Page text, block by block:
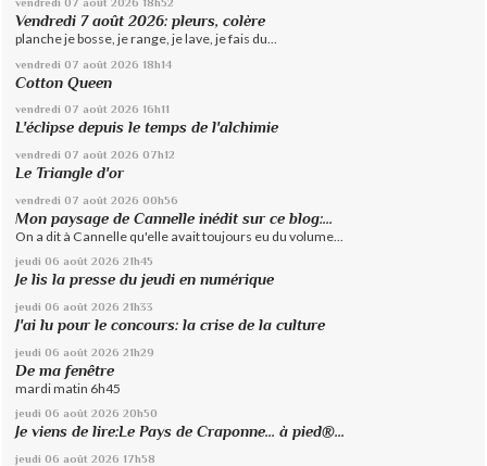
Vendredi 7 août 2026: pleurs, colère
planche je bosse, je range, je lave, je fais du...
vendredi 07 août 2026 18h14
Cotton Queen
vendredi 07 août 2026 16h11
L'éclipse depuis le temps de l'alchimie
vendredi 07 août 2026 07h12
Le Triangle d'or
vendredi 07 août 2026 00h56
Mon paysage de Cannelle inédit sur ce blog:...
On a dit à Cannelle qu'elle avait toujours eu du volume...
jeudi 06 août 2026 21h45
Je lis la presse du jeudi en numérique
jeudi 06 août 2026 21h33
J'ai lu pour le concours: la crise de la culture
jeudi 06 août 2026 21h29
De ma fenêtre
mardi matin 6h45
jeudi 06 août 2026 20h50
Je viens de lire:Le Pays de Craponne... à pied®...
jeudi 06 août 2026 17h58